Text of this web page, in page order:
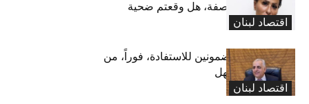
اقتصاد لبنان
احتيال وانتحال صفة، هل وقعتم ضحية
أعمالها؟
اقتصاد لبنان
كركي يدعو المضمونين للاستفادة، فوراً، من
قانون تعليق المهل